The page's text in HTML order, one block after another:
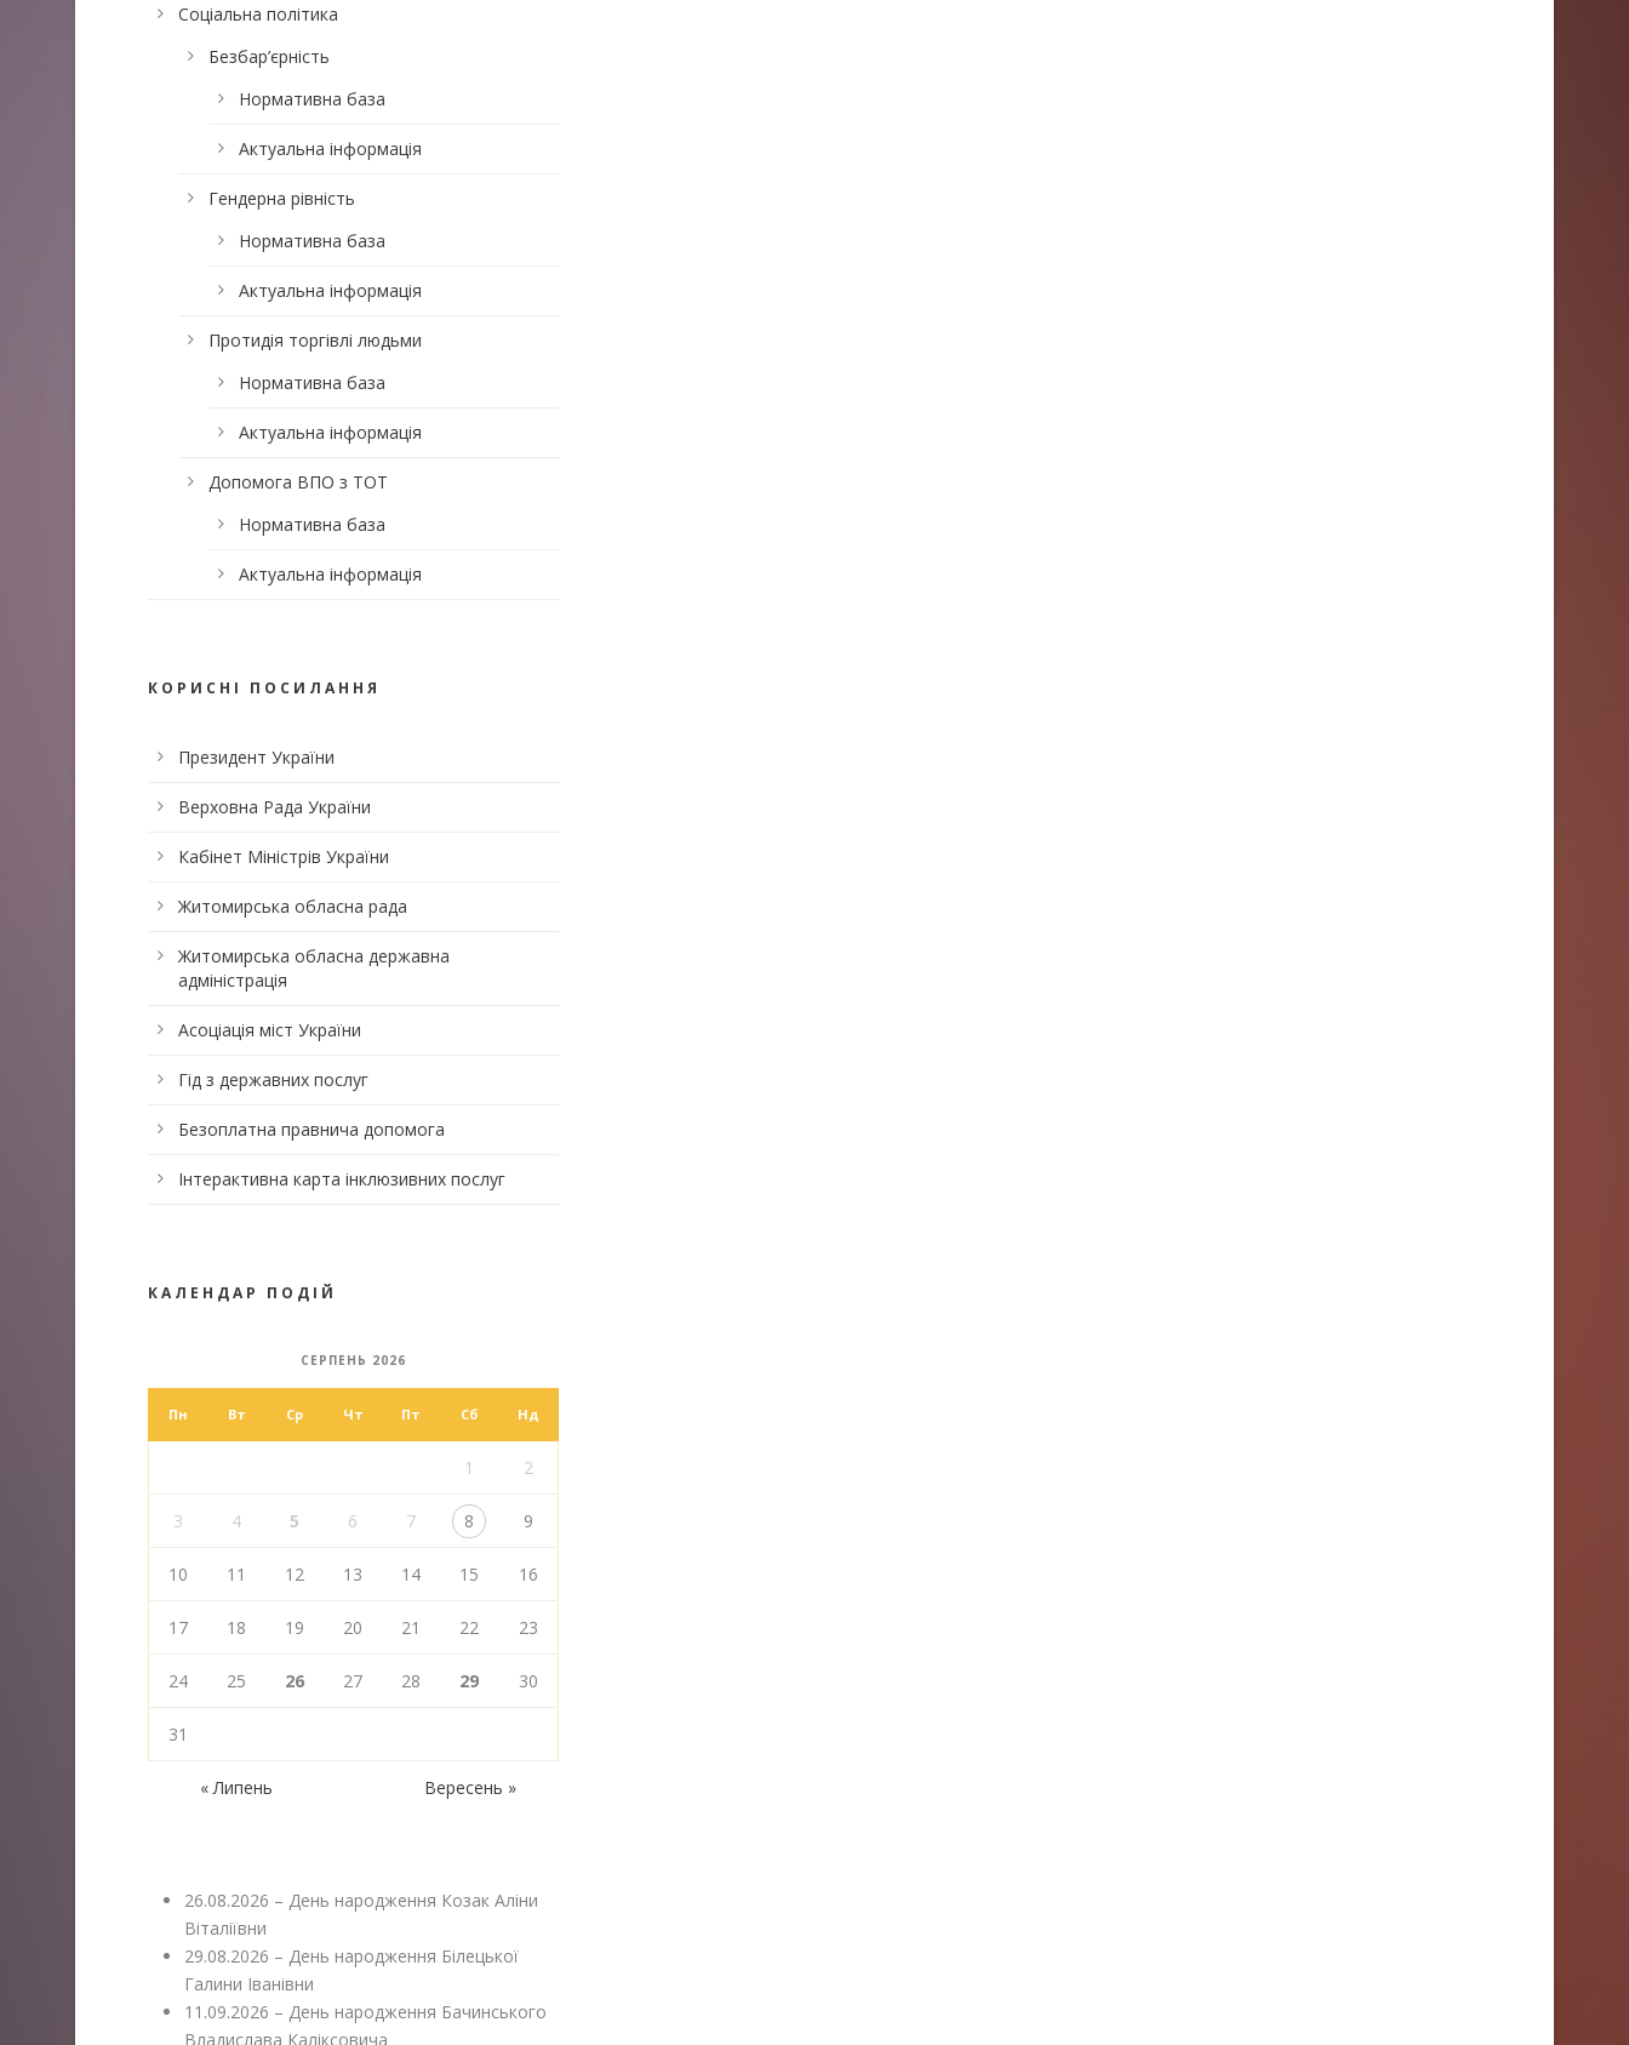
Соціальна політика
Безбар’єрність
Нормативна база
Актуальна інформація
Гендерна рівність
Нормативна база
Актуальна інформація
Протидія торгівлі людьми
Нормативна база
Актуальна інформація
Допомога ВПО з ТОТ
Нормативна база
Актуальна інформація
КОРИСНІ ПОСИЛАННЯ
Президент України
Верховна Рада України
Кабінет Міністрів України
Житомирська обласна рада
Житомирська обласна державна
адміністрація
Асоціація міст України
Гід з державних послуг
Безоплатна правнича допомога
Інтерактивна карта інклюзивних послуг
КАЛЕНДАР ПОДІЙ
СЕРПЕНЬ 2026
Пн Вт Ср Чт Пт Сб Нд
1 2
3 4 5 6 7 8 9
10 11 12 13 14 15 16
17 18 19 20 21 22 23
24 25 26 27 28 29 30
31
« Липень Вересень »
26.08.2026 – День народження Козак Аліни
Віталіївни
29.08.2026 – День народження Білецької
Галини Іванівни
11.09.2026 – День народження Бачинського
Владислава Каліксовича